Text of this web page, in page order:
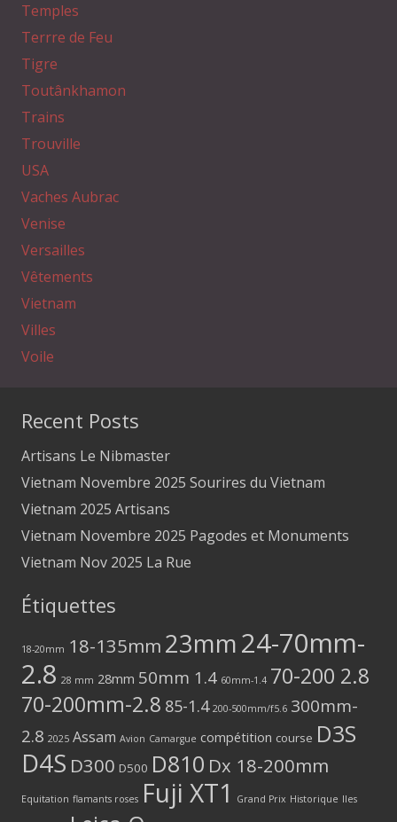
Temples
Terrre de Feu
Tigre
Toutânkhamon
Trains
Trouville
USA
Vaches Aubrac
Venise
Versailles
Vêtements
Vietnam
Villes
Voile
Recent Posts
Artisans Le Nibmaster
Vietnam Novembre 2025 Sourires du Vietnam
Vietnam 2025 Artisans
Vietnam Novembre 2025 Pagodes et Monuments
Vietnam Nov 2025 La Rue
Étiquettes
18-20mm 18-135mm 23mm24-70mm-
2.8 28 mm 28mm 50mm 1.4 60mm-1.4 70-200 2.8
70-200mm-2.8 85-1.4 200-500mm/f5.6 300mm-
2.8 2025 Assam Avion Camargue compétition course D3S
D4S D300 D500 D810 Dx 18-200mm
Equitation flamants roses Fuji XT1 Grand Prix Historique Iles